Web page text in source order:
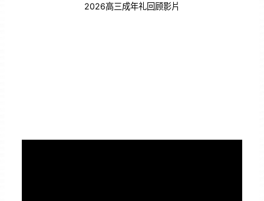
2026高三成年礼回顾影片